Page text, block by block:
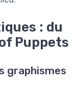
: du
Puppets
graphismes